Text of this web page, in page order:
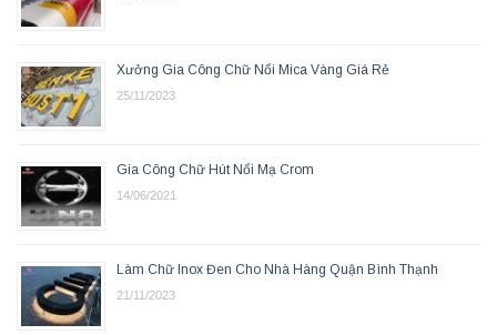
Xưởng Gia Công Chữ Nổi Mica Vàng Giá Rẻ
25/11/2023
Gia Công Chữ Hút Nổi Mạ Crom
14/06/2021
Làm Chữ Inox Đen Cho Nhà Hàng Quận Bình Thạnh
21/11/2023